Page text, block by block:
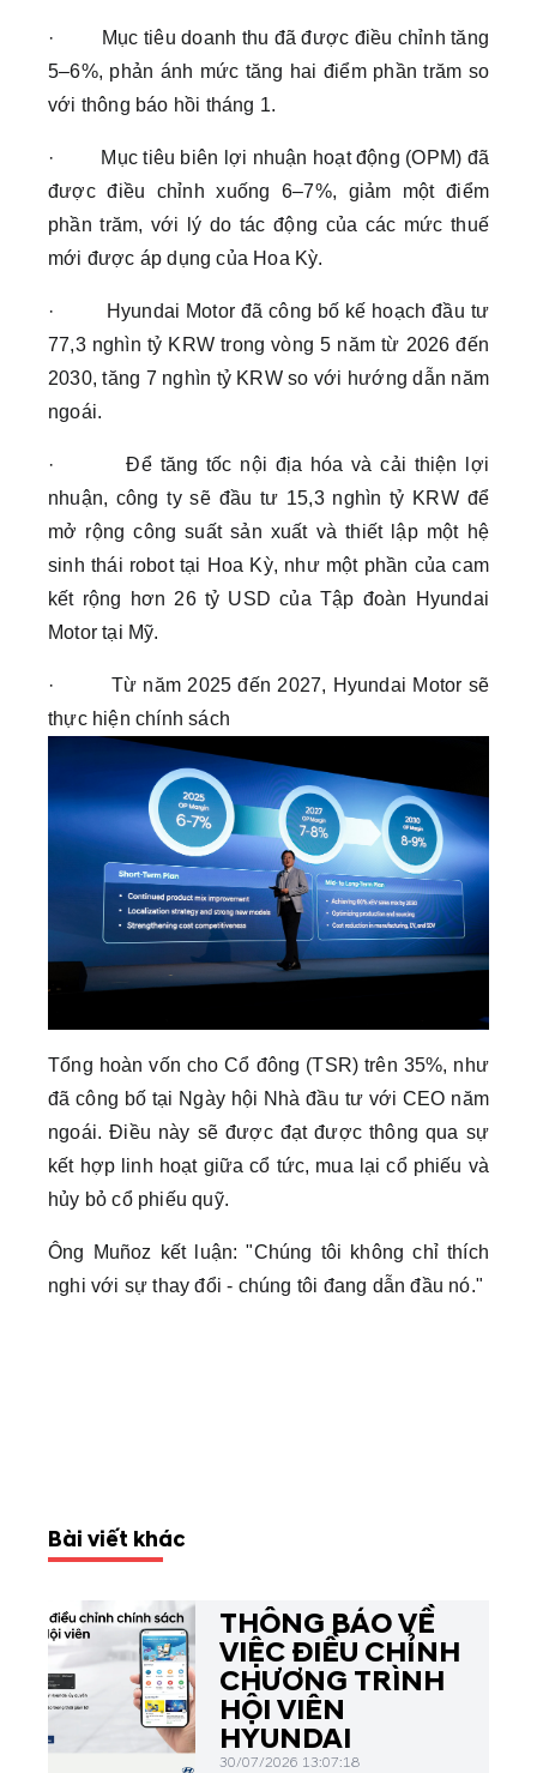
· Mục tiêu doanh thu đã được điều chỉnh tăng
5–6%, phản ánh mức tăng hai điểm phần trăm so
với thông báo hồi tháng 1.
· Mục tiêu biên lợi nhuận hoạt động (OPM) đã
được điều chỉnh xuống 6–7%, giảm một điểm
phần trăm, với lý do tác động của các mức thuế
mới được áp dụng của Hoa Kỳ.
· Hyundai Motor đã công bố kế hoạch đầu tư
77,3 nghìn tỷ KRW trong vòng 5 năm từ 2026 đến
2030, tăng 7 nghìn tỷ KRW so với hướng dẫn năm
ngoái.
· Để tăng tốc nội địa hóa và cải thiện lợi
nhuận, công ty sẽ đầu tư 15,3 nghìn tỷ KRW để
mở rộng công suất sản xuất và thiết lập một hệ
sinh thái robot tại Hoa Kỳ, như một phần của cam
kết rộng hơn 26 tỷ USD của Tập đoàn Hyundai
Motor tại Mỹ.
· Từ năm 2025 đến 2027, Hyundai Motor sẽ
thực hiện chính sách
Tổng hoàn vốn cho Cổ đông (TSR) trên 35%, như
đã công bố tại Ngày hội Nhà đầu tư với CEO năm
ngoái. Điều này sẽ được đạt được thông qua sự
kết hợp linh hoạt giữa cổ tức, mua lại cổ phiếu và
hủy bỏ cổ phiếu quỹ.
Ông Muñoz kết luận: "Chúng tôi không chỉ thích
nghi với sự thay đổi - chúng tôi đang dẫn đầu nó."
Bài viết khác
THÔNG BÁO VỀ
VIỆC ĐIỀU CHỈNH
CHƯƠNG TRÌNH
HỘI VIÊN
HYUNDAI
30/07/2026 13:07:18